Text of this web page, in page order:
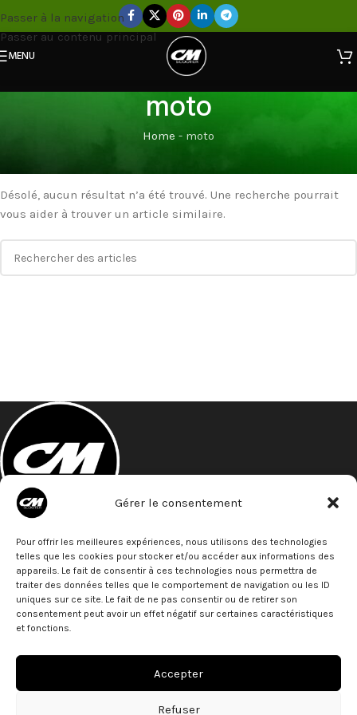
Gérer le consentement
Pour offrir les meilleures expériences, nous utilisons des technologies
telles que les cookies pour stocker et/ou accéder aux informations des
appareils. Le fait de consentir à ces technologies nous permettra de
traiter des données telles que le comportement de navigation ou les ID
uniques sur ce site. Le fait de ne pas consentir ou de retirer son
consentement peut avoir un effet négatif sur certaines caractéristiques
et fonctions.
Accepter
Refuser
Passer à la navigation
Passer au contenu principal
MENU
moto
Home - moto
Rien trouvé
Désolé, aucun résultat n’a été trouvé. Une recherche pourrait
vous aider à trouver un article similaire.
27 Bld de Strasbourg
34000 - Montpellier
Téléphone: 07 68 79 79 77
ACTUS
PARTENAIRES
LIENS